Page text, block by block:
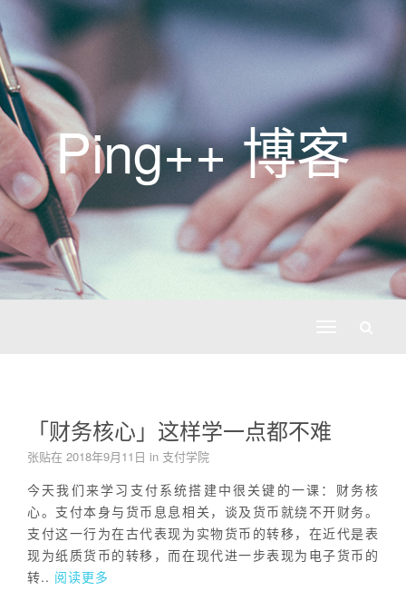
Ping++ 博客
「财务核心」这样学一点都不难
张贴在 2018年9月11日 in 支付学院
今天我们来学习支付系统搭建中很关键的一课：财务核
心。支付本身与货币息息相关，谈及货币就绕不开财务。
支付这一行为在古代表现为实物货币的转移，在近代是表
现为纸质货币的转移，而在现代进一步表现为电子货币的
转.. 阅读更多